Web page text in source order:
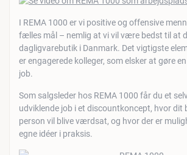
I REMA 1000 er vi positive og offensive
fælles mål – nemlig at vi vil være bedst til at
dagligvarebutik i Danmark. Det vigtigste
er engagerede kolleger, som elsker at gøre
job.
Som salgsleder hos REMA 1000 får du et
udviklende job i et discountkoncept, hvor dit
person vil blive værdsat, og hvor der er
egne idéer i praksis.